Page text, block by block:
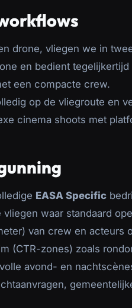
drone, vliegen we in
en bedient
een compacte crew.
op de vliegroute en
cinema shoots met
EASA Specific
waar standaard
van crew en acteurs
(CTR-zones) zoals
avond- en